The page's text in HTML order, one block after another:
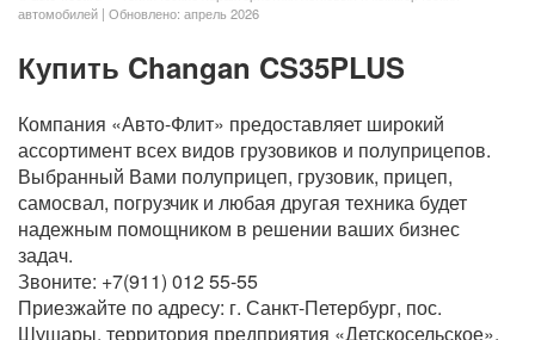
автомобилей | Обновлено: апрель 2026
Купить Changan CS35PLUS
Компания «Авто-Флит» предоставляет широкий
ассортимент всех видов грузовиков и полуприцепов.
Выбранный Вами полуприцеп, грузовик, прицеп,
самосвал, погрузчик и любая другая техника будет
надежным помощником в решении ваших бизнес
задач.
Звоните: +7(911) 012 55-55
Приезжайте по адресу: г. Санкт-Петербург, пос.
Шушары, территория предприятия «Детскосельское»,